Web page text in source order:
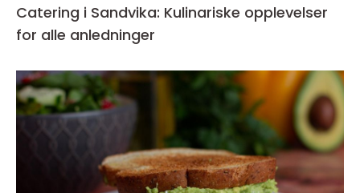
Catering i Sandvika: Kulinariske opplevelser
for alle anledninger